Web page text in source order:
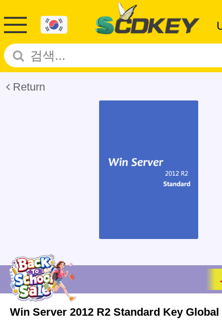
Return
Win Server 2012 R2 Standard Key Global